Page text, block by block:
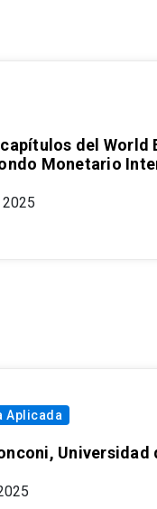
del World
Monetario
Aplicada
Universidad